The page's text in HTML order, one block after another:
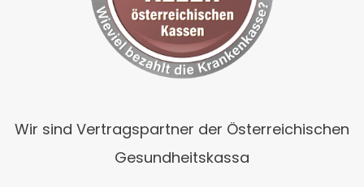
Wir sind Vertragspartner der Österreichischen
Gesundheitskassa